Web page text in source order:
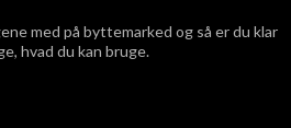
med på byttemarked og så er du klar
hvad du kan bruge.